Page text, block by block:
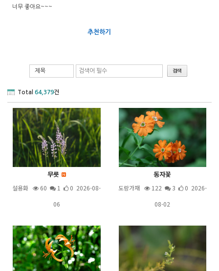
너무 좋아요~~~
추천하기
제목
Total 64,379건
무릇
설용화 60 1
0 2026-08-
06
동자꽃
도랑가재 122 3
0 2026-
08-02